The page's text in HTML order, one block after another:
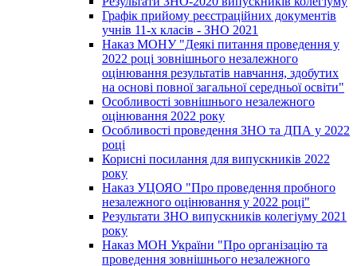
Графік прийому реєстраційних документів
учнів 11-х класів - ЗНО 2021
Наказ МОНУ "Деякі питання проведення у
2022 році зовнішнього незалежного
оцінювання результатів навчання, здобутих
на основі повної загальної середньої освіти"
Особливості зовнішнього незалежного
оцінювання 2022 року
Особливості проведення ЗНО та ДПА у 2022
році
Корисні посилання для випускників 2022
року
Наказ УЦОЯО "Про проведення пробного
незалежного оцінювання у 2022 році"
Результати ЗНО випускників колегіуму 2021
року
Наказ МОН України "Про організацію та
проведення зовнішнього незалежного